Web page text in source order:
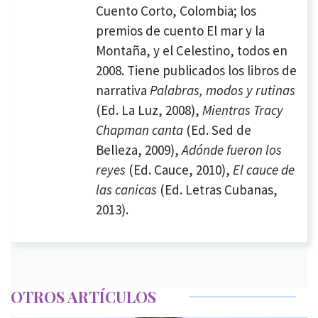
Cuento Corto, Colombia; los
premios de cuento El mar y la
Montaña, y el Celestino, todos en
2008. Tiene publicados los libros de
narrativa Palabras, modos y rutinas
(Ed. La Luz, 2008), Mientras Tracy
Chapman canta(Ed. Sed de
Belleza, 2009),Adónde fueron los
reyes (Ed. Cauce, 2010), El cauce de
las canicas (Ed. Letras Cubanas,
2013).
OTROS ARTÍCULOS